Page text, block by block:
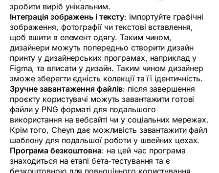
зробити виріб унікальним.
Інтеграція зображень і тексту: імпортуйте графічні
зображення, фотографії чи текстові вставлення,
щоб вшити в елемент одягу. Таким чином,
дизайнери можуть попередньо створити дизайн
принту у дизайнерських програмах, наприклад у
Figma, та вписати у дизайн. Таким чином дизайнер
зможе зберегти єдність колекції та її ідентичність.
Зручне завантаження файлів: після завершення
проєкту користувачі можуть завантажити готові
файли у PNG форматі для подальшого
використання на вебсайті чи у соціальних мережах.
Крім того, Cheyn дає можливість завантажити файл
шаблону для подальшої роботи у швейних цехах.
Програма безкоштовна: на цей час програма
знаходиться на етапі бета-тестування та є
безкоштовною для повноцінного користування.